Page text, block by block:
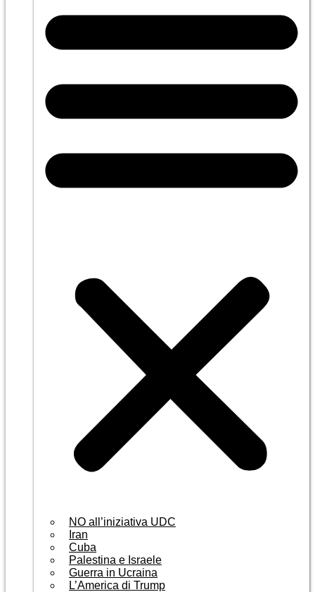
NO all’iniziativa UDC
Iran
Cuba
Palestina e Israele
Guerra in Ucraina
L’America di Trump